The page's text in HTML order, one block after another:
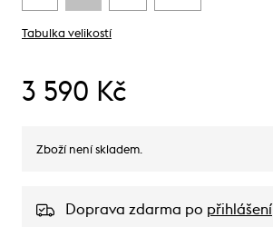
Tabulka velikostí
3 590 Kč
Zboží není skladem.
Doprava zdarma po přihlášení